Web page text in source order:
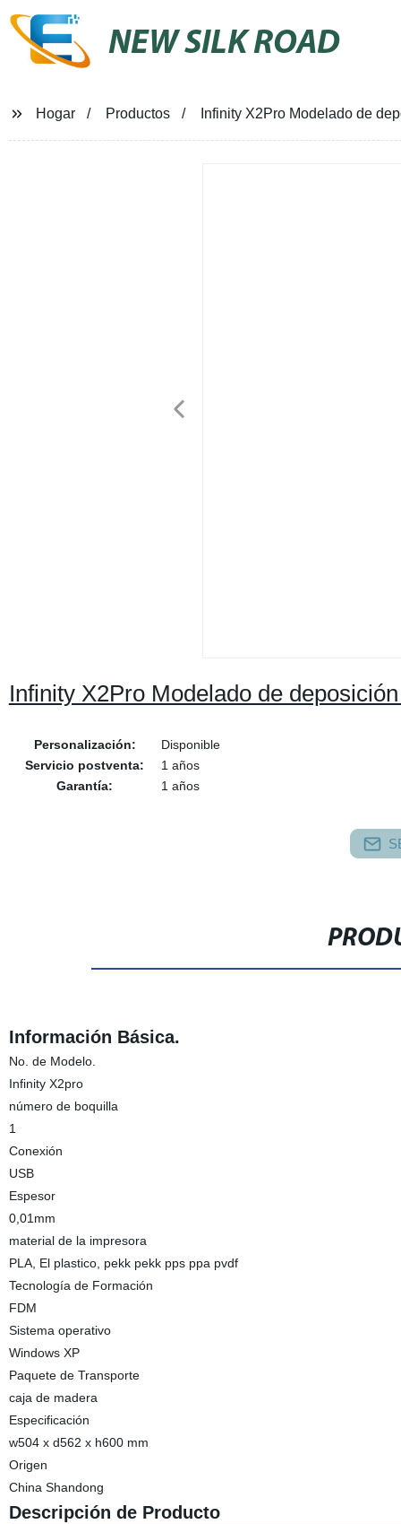
NEW SILK ROAD
Hogar Productos Infinity X2Pro Modelado de
Infinity X2Pro Modelado de
Personalización:
Disponible
Servicio postventa:
1 años
Garantía:
1 años
Información Básica.
No. de Modelo.
Infinity X2pro
número de boquilla
1
Conexión
USB
Espesor
0,01mm
material de la impresora
PLA, El plastico, pekk pekk pps ppa pvdf
Tecnología de Formación
FDM
Sistema operativo
Windows XP
Paquete de Transporte
caja de madera
Especificación
w504 x d562 x h600 mm
Origen
China Shandong
Descripción de Producto